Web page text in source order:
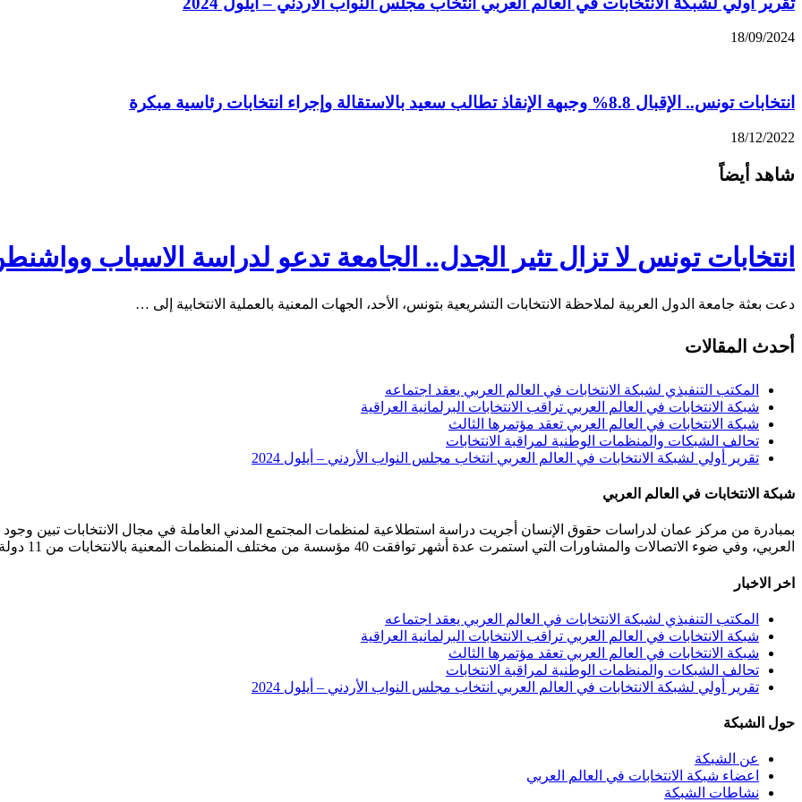
18/09/2024
انتخابات تونس.. الإقبال 8.8% وجبهة الإنقاذ تطالب سعيد بالاستقالة وإجراء انتخابات رئاسية مبكرة
18/12/2022
شاهد أيضاً
انتخابات تونس لا تزال تثير الجدل.. الجامعة تدعو لدراسة الاسباب
دعت بعثة جامعة الدول العربية لملاحظة الانتخابات التشريعية بتونس، الأحد، الجهات المعنية بالعملية الانتخابية إلى …
أحدث المقالات
المكتب التنفيذي لشبكة الانتخابات في العالم العربي يعقد اجتماعه
شبكة الانتخابات في العالم العربي تراقب الانتخابات البرلمانية العراقية
شبكة الانتخابات في العالم العربي تعقد مؤتمرها الثالث
تحالف الشبكات والمنظمات الوطنية لمراقبة الانتخابات
تقرير أولي لشبكة الانتخابات في العالم العربي انتخاب مجلس النواب الأردني – أيلول 2024
شبكة الانتخابات في العالم العربي
بمبادرة من مركز عمان لدراسات حقوق الإنسان أجريت دراسة استطلاعية لمنظمات المجتمع المدني العاملة في مجال الانتخابات تبين
العربي، وفي ضوء الاتصالات والمشاورات التي استمرت عدة أشهر توافقت 40 مؤسسة من مختلف المنظمات المعنية بالانتخابات من 11 دولة عربية على تأسيس هذه الشبكة.عمان في 11/6/2006
اخر الاخبار
المكتب التنفيذي لشبكة الانتخابات في العالم العربي يعقد اجتماعه
شبكة الانتخابات في العالم العربي تراقب الانتخابات البرلمانية العراقية
شبكة الانتخابات في العالم العربي تعقد مؤتمرها الثالث
تحالف الشبكات والمنظمات الوطنية لمراقبة الانتخابات
تقرير أولي لشبكة الانتخابات في العالم العربي انتخاب مجلس النواب الأردني – أيلول 2024
حول الشبكة
عن الشبكة
اعضاء شبكة الانتخابات في العالم العربي
نشاطات الشبكة